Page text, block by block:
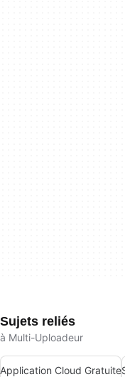
Sujets reliés
à Multi-Uploadeur
Application Cloud Gratuite